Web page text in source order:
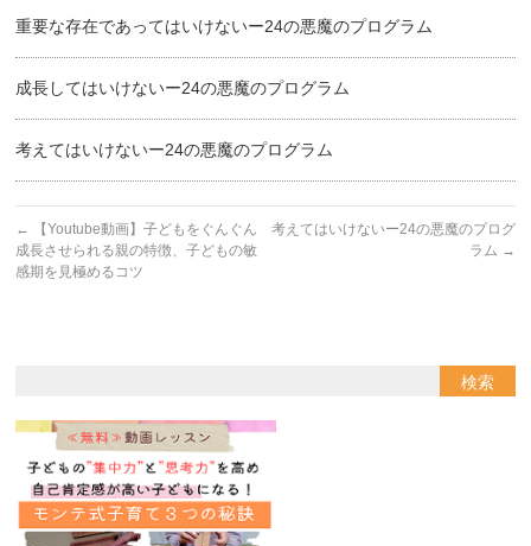
重要な存在であってはいけないー24の悪魔のプログラム
成長してはいけないー24の悪魔のプログラム
考えてはいけないー24の悪魔のプログラム
←
【Youtube動画】子どもをぐんぐん
成長させられる親の特徴、子どもの敏
感期を見極めるコツ
考えてはいけないー24の悪魔のプログ
ラム →